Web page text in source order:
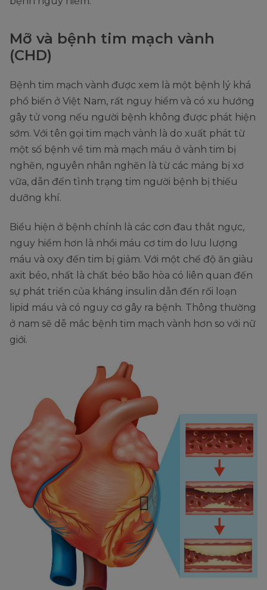
Mỡ và bệnh tim mạch vành
(CHD)
Bệnh tim mạch vành được xem là một bệnh lý khá
phổ biến ở Việt Nam, rất nguy hiểm và có xu hướng
gây tử vong nếu người bệnh không được phát hiện
sớm. Với tên gọi tim mạch vành là do xuất phát từ
một số bệnh về tim mà mạch máu ở vành tim bị
nghẽn, nguyên nhân nghẽn là từ các mảng bị xơ
vữa, dẫn đến tình trạng tim người bệnh bị thiếu
dưỡng khí.
Biểu hiện ở bệnh chính là các cơn đau thắt ngực,
nguy hiểm hơn là nhồi máu cơ tim do lưu lượng
máu và oxy đến tim bị giảm. Với một chế độ ăn giàu
axit béo, nhất là chất béo bão hòa có liên quan đến
sự phát triển của kháng insulin dẫn đến rối loạn
lipid máu và có nguy cơ gây ra bệnh. Thông thường
ở nam sẽ dễ mắc bệnh tim mạch vành hơn so với nữ
giới.